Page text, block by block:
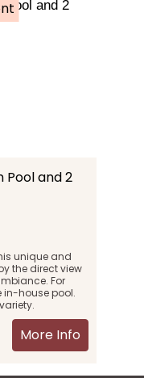
Pool and 2
unique and
the direct view
For
in-house pool.
More Info